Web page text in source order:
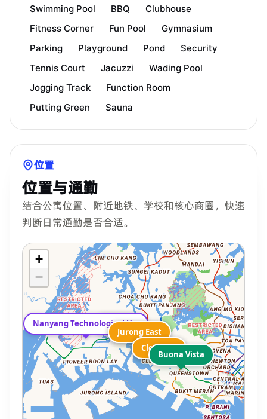
Swimming Pool BBQ
Clubhouse
Fitness Corner
Fun Pool
Gymnasium
Parking
Playground Pond
Security
Tennis Court
Jacuzzi
Wading Pool
Jogging Track
Function Room
Putting Green
Sauna
位置
位置与通勤
结合公寓位置、附近地铁、学校和核心商圈，快速
判断日常通勤是否合适。
Caspian
Jurong East
Clementi
Buona Vista
Nanyang Technological University
Jurong East
Clementi
+
−